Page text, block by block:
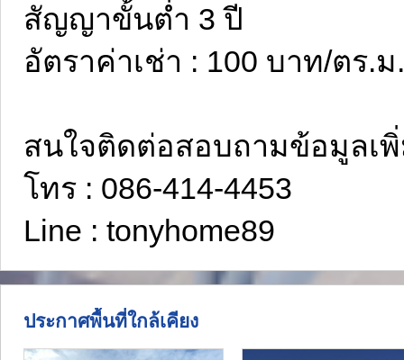
สัญญาขั้นต่ำ 3 ปี
อัตราค่าเช่า : 100 บาท/ตร.ม.
สนใจติดต่อสอบถามข้อมูลเ
โทร : 086-414-4453
Line : tonyhome89
ประกาศพื้นที่ใกล้เคียง